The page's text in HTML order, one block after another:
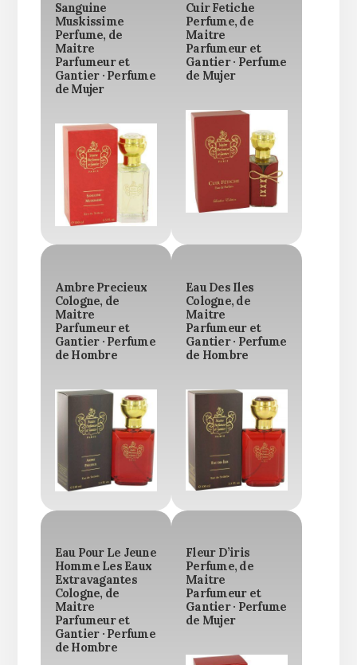
Sanguine
Muskissime
Perfume, de
Maitre
Parfumeur et
Gantier · Perfume
de Mujer
Cuir Fetiche
Perfume, de
Maitre
Parfumeur et
Gantier · Perfume
de Mujer
Ambre Precieux
Cologne, de
Maitre
Parfumeur et
Gantier · Perfume
de Hombre
Eau Des Iles
Cologne, de
Maitre
Parfumeur et
Gantier · Perfume
de Hombre
Eau Pour Le Jeune
Homme Les Eaux
Extravagantes
Cologne, de
Maitre
Parfumeur et
Gantier · Perfume
de Hombre
Fleur D’iris
Perfume, de
Maitre
Parfumeur et
Gantier · Perfume
de Mujer